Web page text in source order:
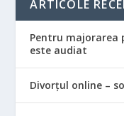
ARTICOLE
Pentru majorarea
este audiat
Divorțul online –